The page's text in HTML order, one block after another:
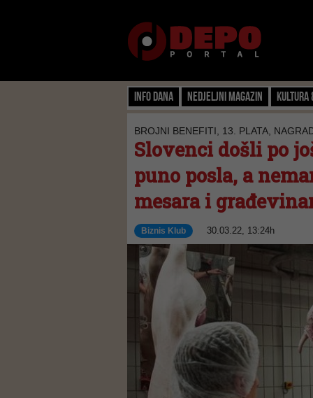
Info dana Nedjeljni magazin Kultura
BROJNI BENEFITI, 13. PLATA,
Slovenci došli po
puno posla, a
mesara i
Biznis Klub 30.03.22, 13:24h